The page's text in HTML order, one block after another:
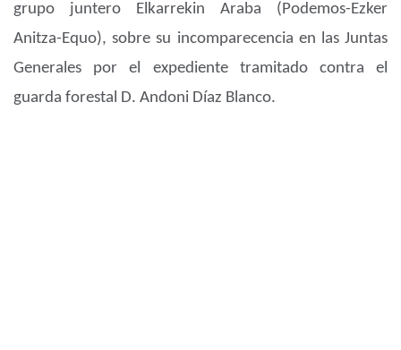
grupo juntero Elkarrekin Araba (Podemos-Ezker
Anitza-Equo), sobre su incomparecencia en las Juntas
Generales por el expediente tramitado contra el
guarda forestal D. Andoni Díaz Blanco.